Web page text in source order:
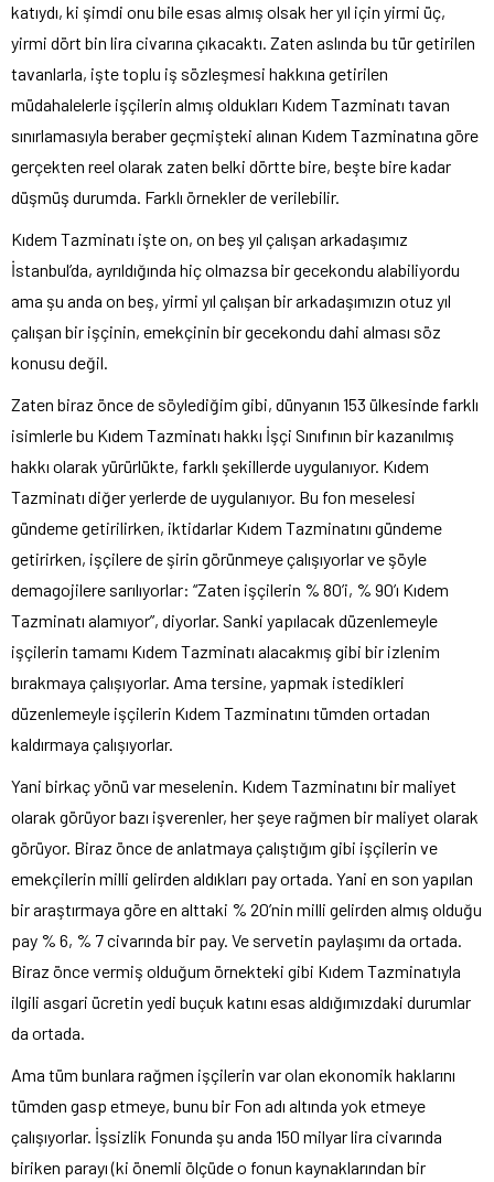
katıydı, ki şimdi onu bile esas almış olsak her yıl için yirmi üç,
yirmi dört bin lira civarına çıkacaktı. Zaten aslında bu tür getirilen
tavanlarla, işte toplu iş sözleşmesi hakkına getirilen
müdahalelerle işçilerin almış oldukları Kıdem Tazminatı tavan
sınırlamasıyla beraber geçmişteki alınan Kıdem Tazminatına göre
gerçekten reel olarak zaten belki dörtte bire, beşte bire kadar
düşmüş durumda. Farklı örnekler de verilebilir.
Kıdem Tazminatı işte on, on beş yıl çalışan arkadaşımız
İstanbul’da, ayrıldığında hiç olmazsa bir gecekondu alabiliyordu
ama şu anda on beş, yirmi yıl çalışan bir arkadaşımızın otuz yıl
çalışan bir işçinin, emekçinin bir gecekondu dahi alması söz
konusu değil.
Zaten biraz önce de söylediğim gibi, dünyanın 153 ülkesinde farklı
isimlerle bu Kıdem Tazminatı hakkı İşçi Sınıfının bir kazanılmış
hakkı olarak yürürlükte, farklı şekillerde uygulanıyor. Kıdem
Tazminatı diğer yerlerde de uygulanıyor. Bu fon meselesi
gündeme getirilirken, iktidarlar Kıdem Tazminatını gündeme
getirirken, işçilere de şirin görünmeye çalışıyorlar ve şöyle
demagojilere sarılıyorlar: “Zaten işçilerin % 80’i, % 90’ı Kıdem
Tazminatı alamıyor”, diyorlar. Sanki yapılacak düzenlemeyle
işçilerin tamamı Kıdem Tazminatı alacakmış gibi bir izlenim
bırakmaya çalışıyorlar. Ama tersine, yapmak istedikleri
düzenlemeyle işçilerin Kıdem Tazminatını tümden ortadan
kaldırmaya çalışıyorlar.
Yani birkaç yönü var meselenin. Kıdem Tazminatını bir maliyet
olarak görüyor bazı işverenler, her şeye rağmen bir maliyet olarak
görüyor. Biraz önce de anlatmaya çalıştığım gibi işçilerin ve
emekçilerin milli gelirden aldıkları pay ortada. Yani en son yapılan
bir araştırmaya göre en alttaki % 20’nin milli gelirden almış olduğu
pay % 6, % 7 civarında bir pay. Ve servetin paylaşımı da ortada.
Biraz önce vermiş olduğum örnekteki gibi Kıdem Tazminatıyla
ilgili asgari ücretin yedi buçuk katını esas aldığımızdaki durumlar
da ortada.
Ama tüm bunlara rağmen işçilerin var olan ekonomik haklarını
tümden gasp etmeye, bunu bir Fon adı altında yok etmeye
çalışıyorlar. İşsizlik Fonunda şu anda 150 milyar lira civarında
biriken parayı (ki önemli ölçüde o fonun kaynaklarından bir